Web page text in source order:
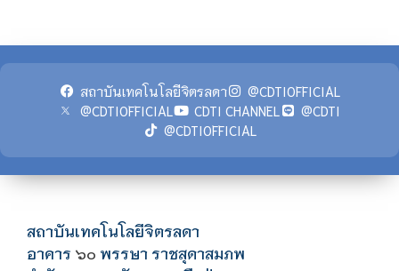
สถาบันเทคโนโลยีจิตรลดา
@CDTIOFFICIAL
@CDTIOFFICIAL
CDTI CHANNEL
@CDTI
@CDTIOFFICIAL
สถาบันเทคโนโลยีจิตรลดา
อาคาร ๖๐ พรรษา ราชสุดาสมภพ